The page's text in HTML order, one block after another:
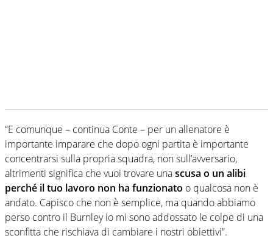
“E comunque – continua Conte – per un allenatore è
importante imparare che dopo ogni partita è importante
concentrarsi sulla propria squadra, non sull’avversario,
altrimenti significa che vuoi trovare unascusa o un alibi
perché il tuo lavoro non ha funzionato o qualcosa non è
andato. Capisco che non è semplice, ma quando abbiamo
perso contro il Burnley io mi sono addossato le colpe di una
sconfitta che rischiava di cambiare i nostri obiettivi”.